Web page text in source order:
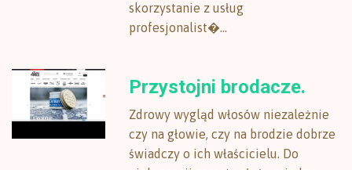
skorzystanie z usług
profesjonalist�...
Przystojni brodacze.
Zdrowy wygląd włosów niezależnie
czy na głowie, czy na brodzie dobrze
świadczy o ich właścicielu. Do